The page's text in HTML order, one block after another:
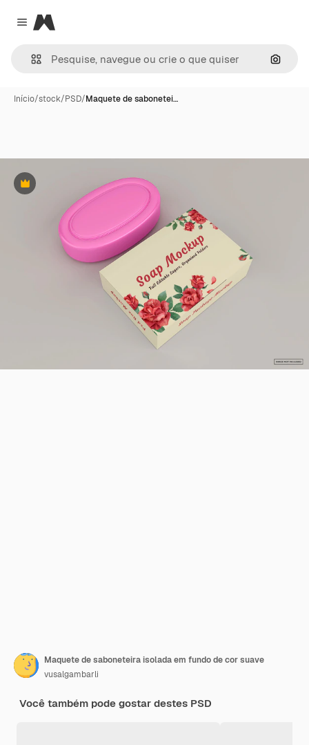
Close menu
Magnific
Início/stock/PSD/Maquete de sabonetei…
Premium
Maquete de saboneteira isolada em fundo de cor suave
vusalgambarli
Você também pode gostar destes PSD